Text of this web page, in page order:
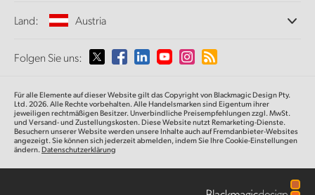
Norm- und Formatwandlung
Netzwerkspeicher
Signalverteilung und Distribution
Streaming und Encoding
Informationen über uns
Medien
Land: Austria
Wählen Sie Ihr Land aus
Australia
Austria
Folgen Sie uns:
Für alle Elemente auf dieser Website gilt das Copyright von Blackmagic Design Pty.
Ltd. 2026. Alle Rechte vorbehalten. Alle Handelsmarken sind Eigentum ihrer
jeweiligen rechtmäßigen Besitzer. Unverbindliche Preisempfehlungen zzgl. MwSt.
und Versand- und Zustellungskosten. Diese Website nutzt Remarketing-Dienste.
Besuchern unserer Website werden unsere Inhalte auch auf Fremdanbieter-Websites
angezeigt. Sie können sich jederzeit abmelden, indem Sie Ihre Cookie-Einstellungen
ändern.Datenschutzerklärung